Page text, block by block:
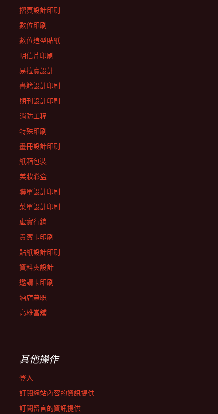
摺頁設計印刷
數位印刷
數位造型貼紙
明信片印刷
易拉寶設計
書籍設計印刷
期刊設計印刷
消防工程
特殊印刷
畫冊設計印刷
紙箱包裝
美妝彩盒
聯單設計印刷
菜單設計印刷
虛實行銷
貴賓卡印刷
貼紙設計印刷
資料夾設計
邀請卡印刷
酒店兼职
高雄當舖
其他操作
登入
訂閱網站內容的資訊提供
訂閱留言的資訊提供